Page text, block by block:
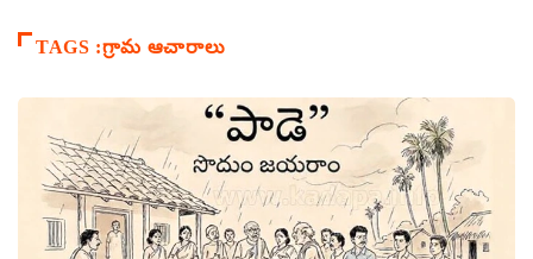
TAGS :గ్రామ ఆచారాలు